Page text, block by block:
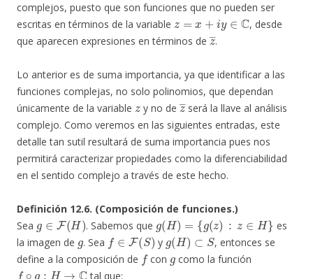
complejos, puesto que son funciones que no pueden ser
escritas en términos de la variable
z= x+iy ∈C
, desde
que aparecen expresiones en términos de
―
.
Lo anterior es de suma importancia, ya que identificar a las
funciones complejas, no solo polinomios, que dependan
únicamente de la variable
z
y no de
z―
será la llave al análisis
complejo. Como veremos en las siguientes entradas, este
detalle tan sutil resultará de suma importancia pues nos
permitirá caracterizar propiedades como la diferenciabilidad
en el sentido complejo a través de este hecho.
Definición 12.6. (Composición de funciones.)
Sea
g∈F(H)
. Sabemos que
g(H) ={g(z):z∈H
es
la imagen de
g
. Sea
f∈F(S)
y
g(H) S
, entonces se
define a la composición de
f
con
g
como la función
f∘g:H →C
tal que: